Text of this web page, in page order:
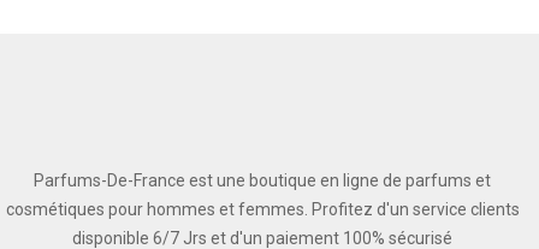
Parfums-De-France est une boutique en ligne de parfums et
cosmétiques pour hommes et femmes. Profitez d'un service clients
disponible 6/7 Jrs et d'un paiement 100% sécurisé